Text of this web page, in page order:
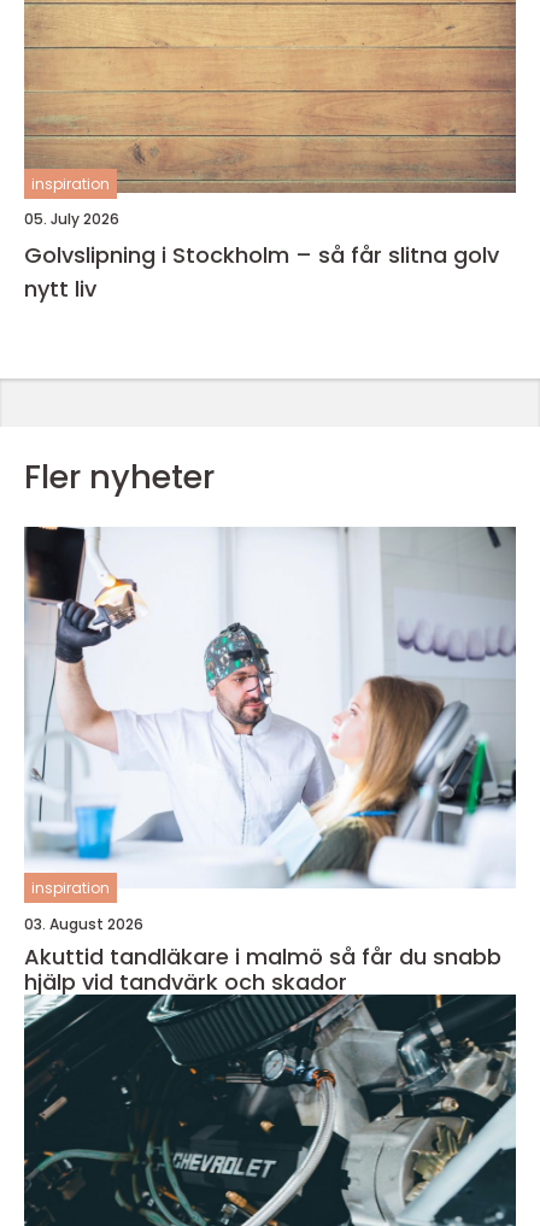
inspiration
05. July 2026
Golvslipning i Stockholm – så får slitna golv
nytt liv
Fler nyheter
inspiration
03. August 2026
Akuttid tandläkare i malmö så får du snabb
hjälp vid tandvärk och skador